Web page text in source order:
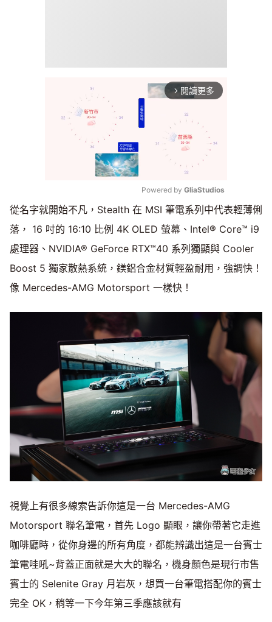
arrow_forward_ios 閱讀更多
Mute
Powered by GliaStudios
從名字就開始不凡，Stealth 在 MSI 筆電系列中代表輕薄俐
落， 16 吋的 16:10 比例 4K OLED 螢幕、Intel® Core™ i9
處理器、NVIDIA® GeForce RTX™40 系列獨顯與 Cooler
Boost 5 獨家散熱系統，鎂鋁合金材質輕盈耐用，強調快！
像 Mercedes-AMG Motorsport 一樣快！
視覺上有很多線索告訴你這是一台 Mercedes-AMG
Motorsport 聯名筆電，首先 Logo 顯眼，讓你帶著它走進
咖啡廳時，從你身邊的所有角度，都能辨識出這是一台賓士
筆電哇吼~背蓋正面就是大大的聯名，機身顏色是現行市售
賓士的 Selenite Gray 月岩灰，想買一台筆電搭配你的賓士
完全 OK，稍等一下今年第三季應該就有